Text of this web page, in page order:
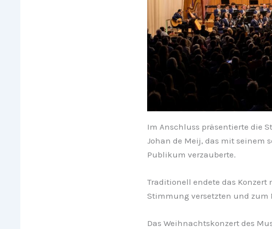
Im Anschluss präsentierte die
Johan de Meij, das mit seinem
Publikum verzauberte.
Traditionell endete das
Stimmung versetzten und zum
Das Weihnachtskonzert des